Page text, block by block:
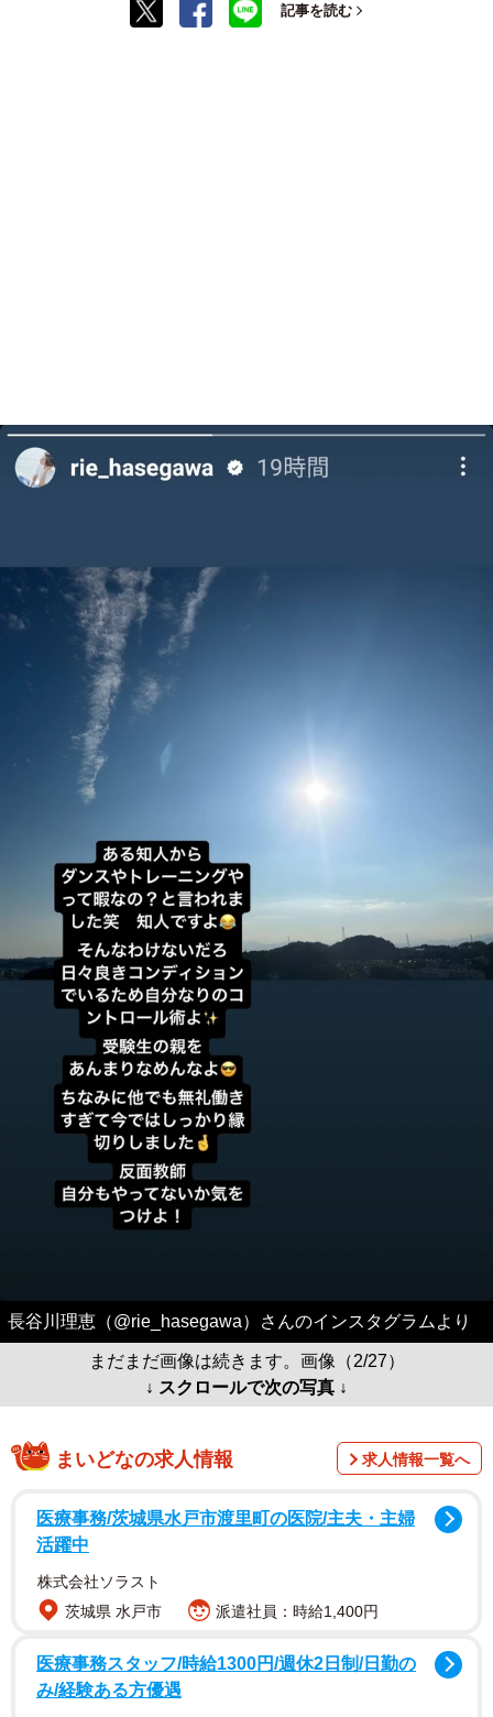
記事を読む
長谷川理恵（@rie_hasegawa）さんのインスタグラムより
まだまだ画像は続きます。画像（2/27）
↓ スクロールで次の写真 ↓
まいどなの求人情報 求人情報一覧へ
医療事務/茨城県水戸市渡里町の医院/主夫・主婦
活躍中
株式会社ソラスト
茨城県 水戸市
派遣社員：時給1,400円
医療事務スタッフ/時給1300円/週休2日制/日勤の
み/経験ある方優遇